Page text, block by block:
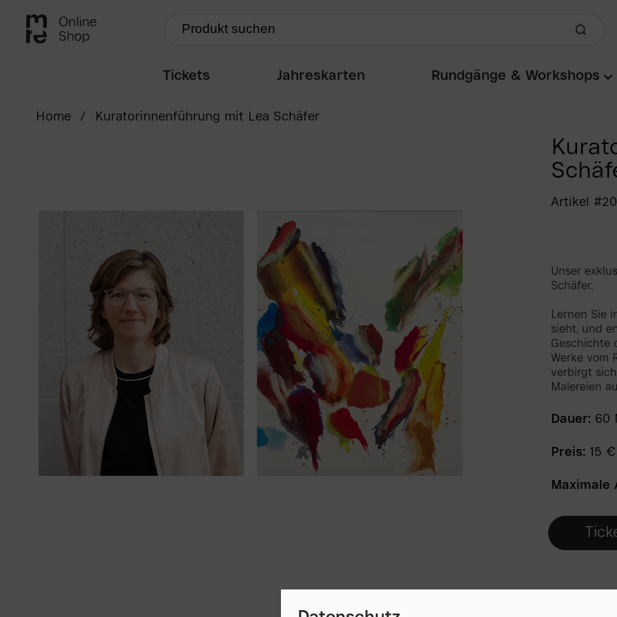
Tickets Jahreskarten Rundgänge & Workshops
Home / Kuratorinnenführung mit Lea Schäfer
Artikel
Unser
Schäfer.
Lernen Sie
sieht, und
Geschichte
Werke vom
verbirgt
Malereien
Dauer: 60
Preis: 15
Maximale